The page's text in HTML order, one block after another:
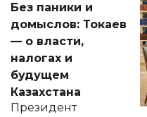
Без паники и
домыслов: Токаев
— о власти,
налогах и
будущем
Казахстана
Президент